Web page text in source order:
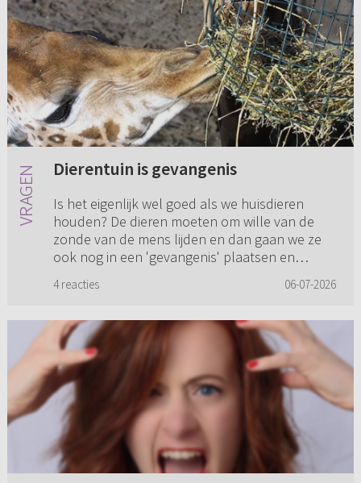
Dierentuin is gevangenis
Is het eigenlijk wel goed als we huisdieren
houden? De dieren moeten om wille van de
zonde van de mens lijden en dan gaan we ze
ook nog in een 'gevangenis' plaatsen en
4 reacties 06-07-2026